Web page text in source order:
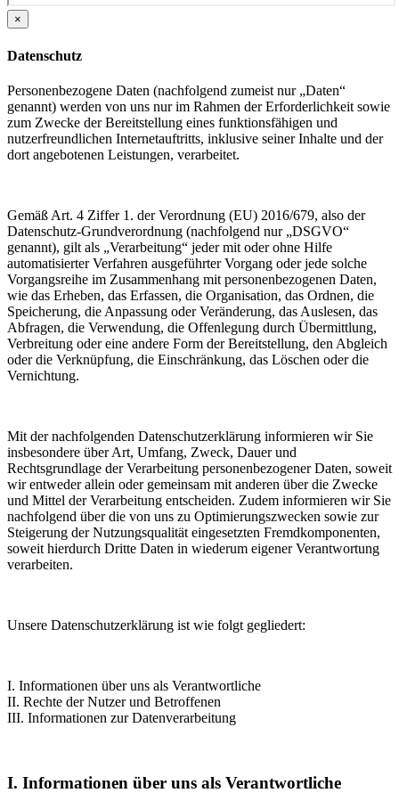
×
Datenschutz
Personenbezogene Daten (nachfolgend zumeist nur „Daten“
genannt) werden von uns nur im Rahmen der Erforderlichkeit sowie
zum Zwecke der Bereitstellung eines funktionsfähigen und
nutzerfreundlichen Internetauftritts, inklusive seiner Inhalte und der
dort angebotenen Leistungen, verarbeitet.
Gemäß Art. 4 Ziffer 1. der Verordnung (EU) 2016/679, also der
Datenschutz-Grundverordnung (nachfolgend nur „DSGVO“
genannt), gilt als „Verarbeitung“ jeder mit oder ohne Hilfe
automatisierter Verfahren ausgeführter Vorgang oder jede solche
Vorgangsreihe im Zusammenhang mit personenbezogenen Daten,
wie das Erheben, das Erfassen, die Organisation, das Ordnen, die
Speicherung, die Anpassung oder Veränderung, das Auslesen, das
Abfragen, die Verwendung, die Offenlegung durch Übermittlung,
Verbreitung oder eine andere Form der Bereitstellung, den Abgleich
oder die Verknüpfung, die Einschränkung, das Löschen oder die
Vernichtung.
Mit der nachfolgenden Datenschutzerklärung informieren wir Sie
insbesondere über Art, Umfang, Zweck, Dauer und
Rechtsgrundlage der Verarbeitung personenbezogener Daten, soweit
wir entweder allein oder gemeinsam mit anderen über die Zwecke
und Mittel der Verarbeitung entscheiden. Zudem informieren wir Sie
nachfolgend über die von uns zu Optimierungszwecken sowie zur
Steigerung der Nutzungsqualität eingesetzten Fremdkomponenten,
soweit hierdurch Dritte Daten in wiederum eigener Verantwortung
verarbeiten.
Unsere Datenschutzerklärung ist wie folgt gegliedert:
I. Informationen über uns als Verantwortliche
II. Rechte der Nutzer und Betroffenen
III. Informationen zur Datenverarbeitung
I. Informationen über uns als Verantwortliche